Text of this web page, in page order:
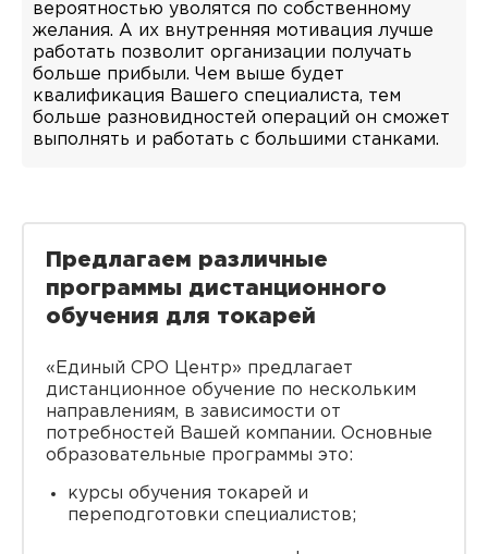
вероятностью уволятся по собственному
желания. А их внутренняя мотивация лучше
работать позволит организации получать
больше прибыли. Чем выше будет
квалификация Вашего специалиста, тем
больше разновидностей операций он сможет
выполнять и работать с большими станками.
Предлагаем различные
программы дистанционного
обучения для токарей
«Единый СРО Центр» предлагает
дистанционное обучение по нескольким
направлениям, в зависимости от
потребностей Вашей компании. Основные
образовательные программы это:
курсы обучения токарей и
переподготовки специалистов;